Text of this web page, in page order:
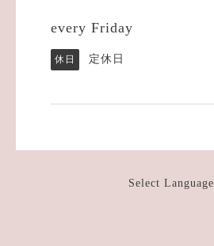
every Friday
休日 定休日
Select Language